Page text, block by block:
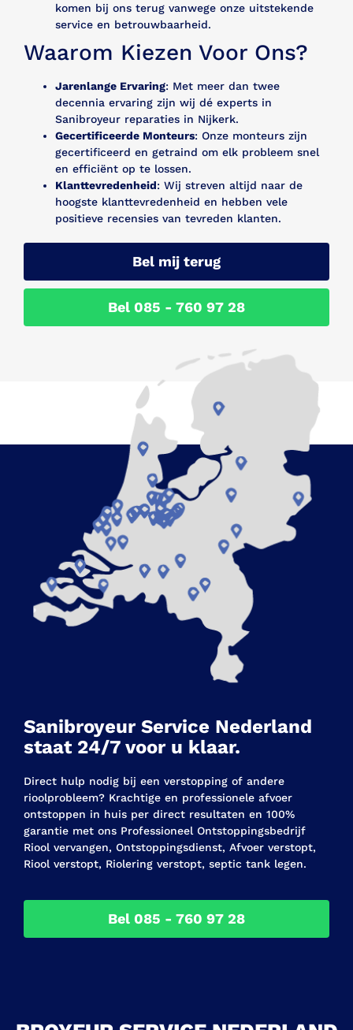
komen bij ons terug vanwege onze uitstekende
service en betrouwbaarheid.
Waarom Kiezen Voor Ons?
Jarenlange Ervaring: Met meer dan twee
decennia ervaring zijn wij dé experts in
Sanibroyeur reparaties in Nijkerk.
Gecertificeerde Monteurs: Onze monteurs zijn
gecertificeerd en getraind om elk probleem snel
en efficiënt op te lossen.
Klanttevredenheid: Wij streven altijd naar de
hoogste klanttevredenheid en hebben vele
positieve recensies van tevreden klanten.
Bel mij terug
Bel 085 - 760 97 28
Sanibroyeur Service Nederland
staat 24/7 voor u klaar.
Direct hulp nodig bij een verstopping of andere
rioolprobleem? Krachtige en professionele afvoer
ontstoppen in huis per direct resultaten en 100%
garantie met ons Professioneel Ontstoppingsbedrijf
Riool vervangen, Ontstoppingsdienst, Afvoer verstopt,
Riool verstopt, Riolering verstopt, septic tank legen.
Bel 085 - 760 97 28